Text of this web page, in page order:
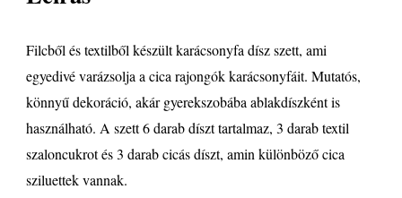
Filcből és textilből készült karácsonyfa dísz szett, ami
egyedivé varázsolja a cica rajongók karácsonyfáit. Mutatós,
könnyű dekoráció, akár gyerekszobába ablakdíszként is
használható. A szett 6 darab díszt tartalmaz, 3 darab textil
szaloncukrot és 3 darab cicás díszt, amin különböző cica
sziluettek vannak.